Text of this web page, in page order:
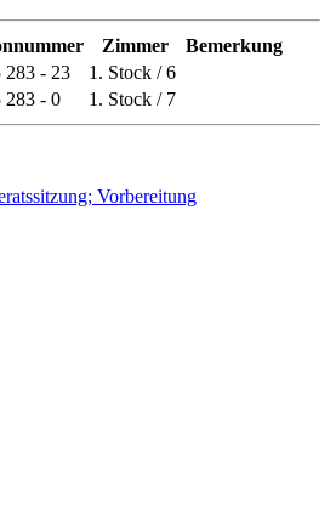
Zimmer
Bemerkung
283 - 23
1. Stock / 6
283 - 0 1. Stock / 7
Vorbereitung